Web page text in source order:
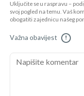
Uključite se u raspravu –
svoj pogled na temu. Vaš
obogatiti zajednicu našeg
Važna obavijest !